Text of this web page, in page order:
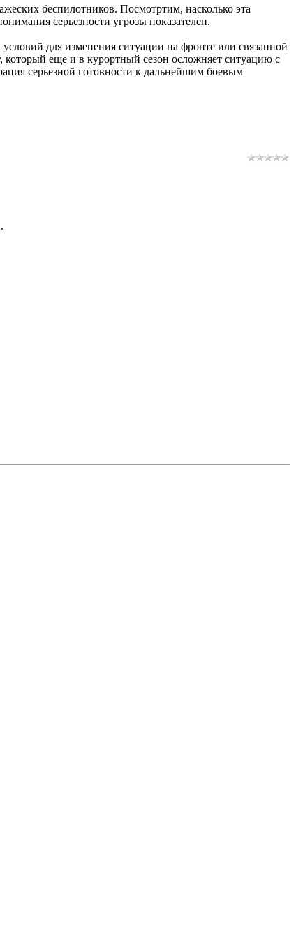
беспилотников. Посмотртим, насколько эта
серьезности угрозы показателен.
для изменения ситуации на фронте или связанной
еще и в курортный сезон осложняет ситуацию с
серьезной готовности к дальнейшим боевым